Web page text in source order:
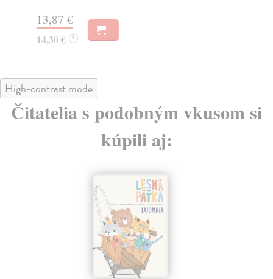
13,87 €
14,30 € ?
High-contrast mode
Čitatelia s podobným vkusom si
kúpili aj: